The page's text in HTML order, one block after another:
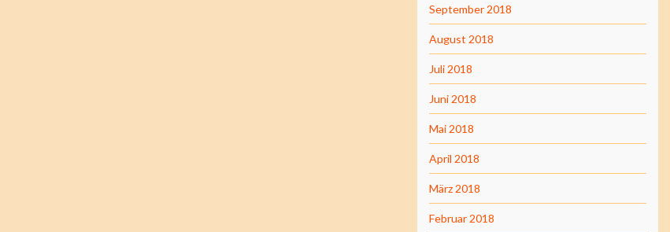
September 2018
August 2018
Juli 2018
Juni 2018
Mai 2018
April 2018
März 2018
Februar 2018